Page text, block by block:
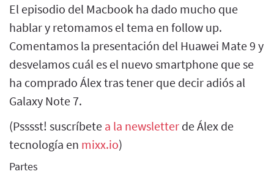
El episodio del Macbook ha dado mucho que
hablar y retomamos el tema en follow up.
Comentamos la presentación del Huawei Mate 9 y
desvelamos cuál es el nuevo smartphone que se
ha comprado Álex tras tener que decir adiós al
Galaxy Note 7.
(Psssst! suscríbete a la newsletter de Álex de
tecnología en mixx.io)
Partes